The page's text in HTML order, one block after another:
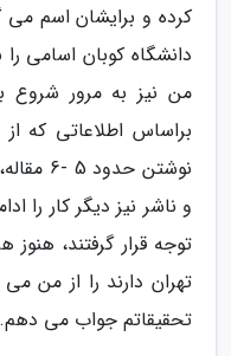
کرده و برایشان اسم
دانشگاه کوبان اسامی
من نیز به مرور شروع
براساس اطلاعاتی که
نوشتن
و ناشر نیز دیگر کار را
توجه قرار گرفتند،
تهران دارند را از من
تحقیقاتم جواب می دهم.